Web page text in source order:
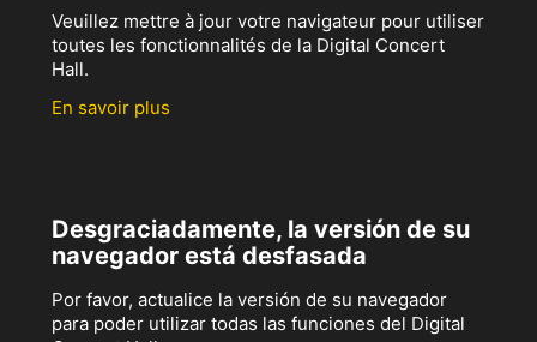
Veuillez mettre à jour votre navigateur pour utiliser
toutes les fonctionnalités de la Digital Concert
Hall.
En savoir plus
Desgraciadamente, la versión de su
navegador está desfasada
Por favor, actualice la versión de su navegador
para poder utilizar todas las funciones del Digital